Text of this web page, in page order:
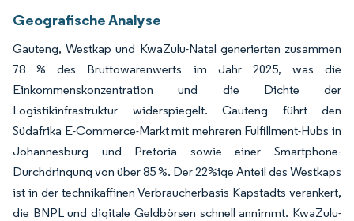
Geografische Analyse
Gauteng, Westkap und KwaZulu-Natal generierten zusammen
78 % des Bruttowarenwerts im Jahr 2025, was die
Einkommenskonzentration und die Dichte der
Logistikinfrastruktur widerspiegelt. Gauteng führt den
Südafrika E-Commerce-Markt mit mehreren Fulfillment-Hubs in
Johannesburg und Pretoria sowie einer Smartphone-
Durchdringung von über 85 %. Der 22%ige Anteil des Westkaps
ist in der technikaffinen Verbraucherbasis Kapstadts verankert,
die BNPL und digitale Geldbörsen schnell annimmt. KwaZulu-